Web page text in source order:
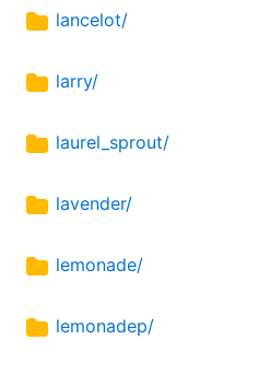
lancelot/
larry/
laurel_sprout/
lavender/
lemonade/
lemonadep/